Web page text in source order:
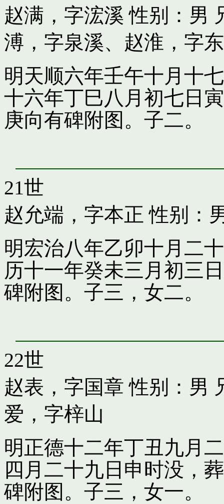
赵满，字浤溪 性别：男
溥，字泉溪、 赵淮，字
明天顺六年壬午十月十
十六年丁巳八月初七日
庚向有碑附图。子二。
21世
赵允端，字本正 性别：
明宏治八年乙卯十月二
历十一年癸未三月初三
碑附图。子三，女二。
22世
赵表，字国章 性别：男
爱，字梓山
明正德十二年丁丑九月
四月二十九日申时没，
碑附图。子三，女一。